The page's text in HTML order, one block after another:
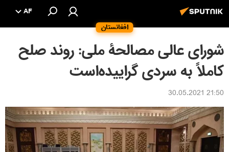
افغانستان
AF
شورای عالی مصالحۀ ملی: روند صلح
کاملاً به سردی گراییده‌است
21:50 30.05.2021